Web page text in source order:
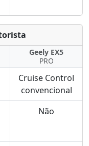
Geely EX5
PRO
Cruise Control
convencional
Não